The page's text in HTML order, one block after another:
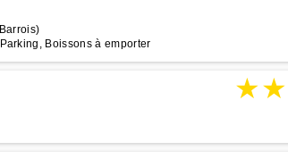
Boissons à emporter
★★